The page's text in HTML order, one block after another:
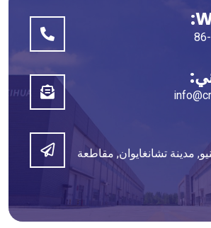
أفينيو, مدينة تشانغايوان, مقاطعة